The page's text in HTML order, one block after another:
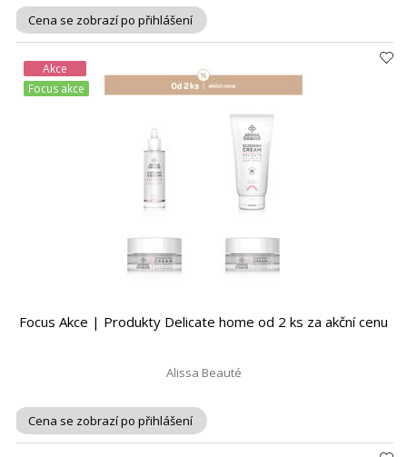
Cena se zobrazí po přihlášení
Akce
Focus akce
Focus Akce | Produkty Delicate home od 2 ks za akční cenu
Alissa Beauté
Cena se zobrazí po přihlášení